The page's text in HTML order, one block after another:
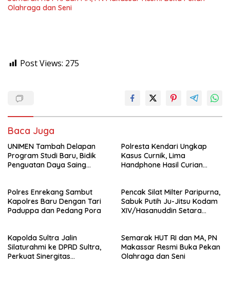
Olahraga dan Seni
Post Views: 275
Baca Juga
UNIMEN Tambah Delapan
Program Studi Baru, Bidik
Penguatan Daya Saing
Polresta Kendari Ungkap
Kasus Curnik, Lima
Handphone Hasil Curian
Polres Enrekang Sambut
Kapolres Baru Dengan Tari
Paduppa dan Pedang Pora
Pencak Silat Milter Paripurna,
Sabuk Putih Ju-Jitsu Kodam
XIV/Hasanuddin Setara
Kapolda Sultra Jalin
Silaturahmi ke DPRD Sultra,
Perkuat Sinergitas
Semarak HUT RI dan MA, PN
Makassar Resmi Buka Pekan
Olahraga dan Seni